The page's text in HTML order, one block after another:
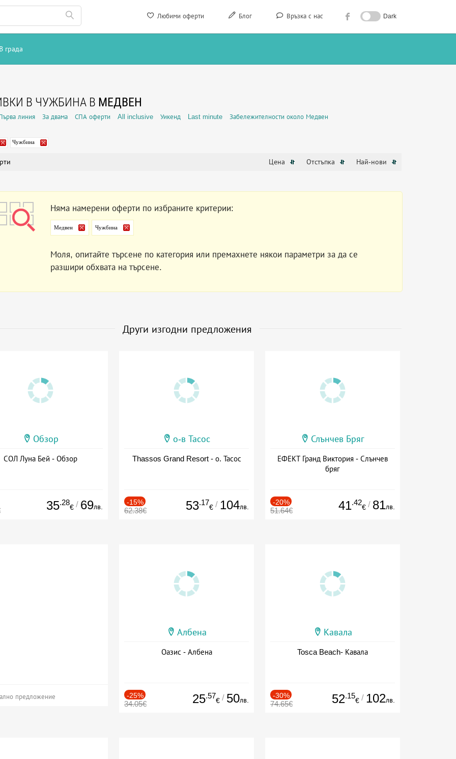
Любими оферти Блог Връзка с нас Dark
В града
В ЧУЖБИНА В МЕДВЕН
линия За двама СПА оферти All inclusive Уикенд Last minute Забележителности около Медвен
Чужбина
Цена Отстъпка Най-нови
Няма намерени оферти по избраните критерии:
Медвен Чужбина
Моля, опитайте търсене по категория или премахнете някои параметри за да се
разшири обхвата на търсене.
Други изгодни предложения
Обзор
СОЛ Луна Бей - Обзор
35.28
€ / 69лв.
о-в Тасос
Thassos Grand Resort - о. Тасос
-15%
62.38€ 53.17
€ / 104лв.
Слънчев Бряг
ЕФЕКТ Гранд Виктория - Слънчев
бряг
-20%
51.64€ 41.42
€ / 81лв.
предложение
Албена
Оазис - Албена
-25%
34.05€ 25.57
€ / 50лв.
Кавала
Tosca Beach- Кавала
-30%
74.65€ 52.15
€ / 102лв.